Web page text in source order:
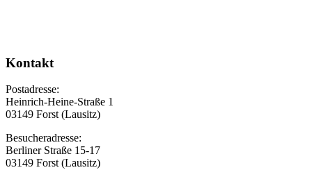
Kontakt
Postadresse:
Heinrich-Heine-Straße 1
03149 Forst (Lausitz)
Besucheradresse:
Berliner Straße 15-17
03149 Forst (Lausitz)